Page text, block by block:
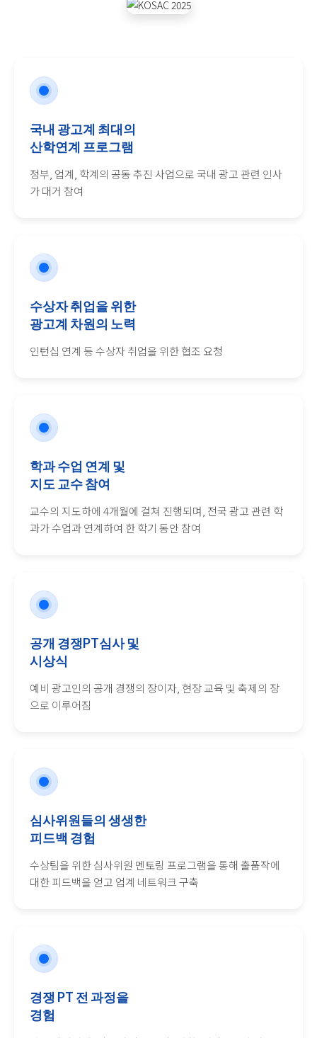
국내 광고계 최대의
산학연계 프로그램
정부, 업계, 학계의 공동 추진 사업으로 국내 광고 관련 인사
가 대거 참여
수상자 취업을 위한
광고계 차원의 노력
인턴십 연계 등 수상자 취업을 위한 협조 요청
학과 수업 연계 및
지도 교수 참여
교수의 지도하에 4개월에 걸쳐 진행되며, 전국 광고 관련 학
과가 수업과 연계하여 한 학기 동안 참여
공개 경쟁PT심사 및
시상식
예비 광고인의 공개 경쟁의 장이자, 현장 교육 및 축제의 장
으로 이루어짐
심사위원들의 생생한
피드백 경험
수상팀을 위한 심사위원 멘토링 프로그램을 통해 출품작에
대한 피드백을 얻고 업계 네트워크 구축
경쟁 PT 전 과정을
경험